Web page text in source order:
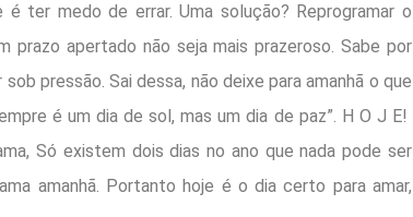
ter medo de errar. Uma solução? Reprogramar o
prazo apertado não seja mais prazeroso. Sabe por
pressão. Sai dessa, não deixe para amanhã o que
é um dia de sol, mas um dia de paz”. H O J E!
Só existem dois dias no ano que nada pode ser
amanhã. Portanto hoje é o dia certo para amar,